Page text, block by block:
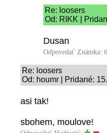
Re: loosers
Od: RIKK |
Dusan
Odpovedať Známka:
Re: loosers
Od: houmr | Pridané:
asi tak!
sbohem, moulove!